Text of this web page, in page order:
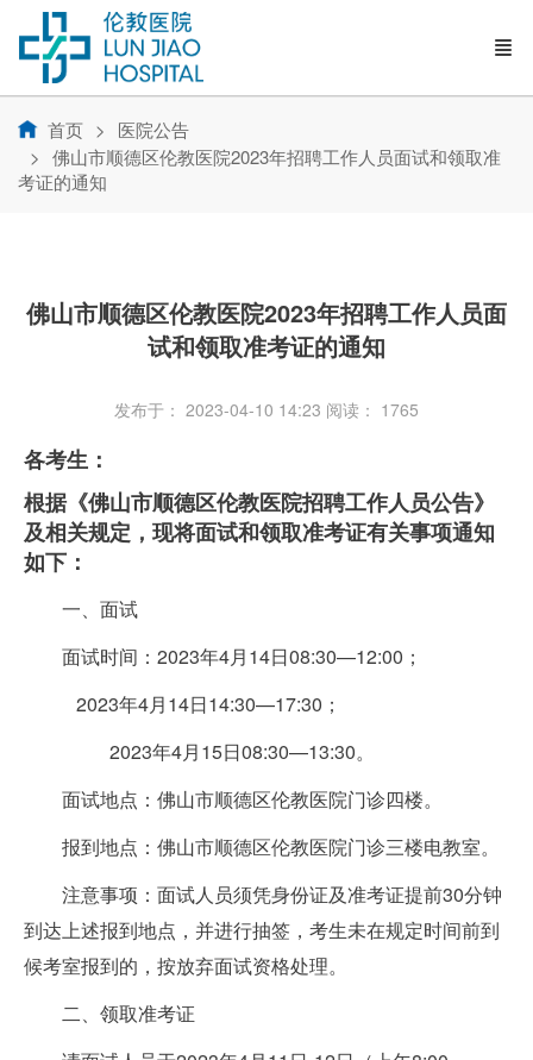
首页
医院公告
佛山市顺德区伦教医院2023年招聘工作人员面试和领取准
考证的通知
佛山市顺德区伦教医院2023年招聘工作人员面
试和领取准考证的通知
发布于： 2023-04-10 14:23 阅读： 1765
各考生：
根据《佛山市顺德区伦教医院招聘工作人员公告》
及相关规定，现将面试和领取准考证有关事项通知
如下：
一、面试
面试时间：2023年4月14日08:30—12:00；
2023年4月14日14:30—17:30；
2023年4月15日08:30—13:30。
面试地点：佛山市顺德区伦教医院门诊四楼。
报到地点：佛山市顺德区伦教医院门诊三楼电教室。
注意事项：面试人员须凭身份证及准考证提前30分钟
到达上述报到地点，并进行抽签，考生未在规定时间前到
候考室报到的，按放弃面试资格处理。
二、领取准考证